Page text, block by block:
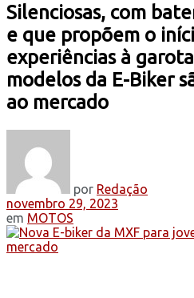
Silenciosas, com
e que propõem o
experiências à
modelos da E-Biker
ao mercado
por Redação
novembro 29, 2023
em MOTOS